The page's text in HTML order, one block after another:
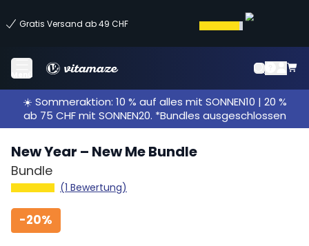
Gratis Versand ab 49 CHF
Menü
☀️ Sommeraktion: 10 % auf alles mit SONNEN10 | 20 %
ab 75 CHF mit SONNEN20. *Bundles ausgeschlossen
New Year – New Me Bundle
Bundle
(1 Bewertung)
-20%